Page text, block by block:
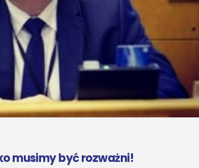
musimy być rozważni!